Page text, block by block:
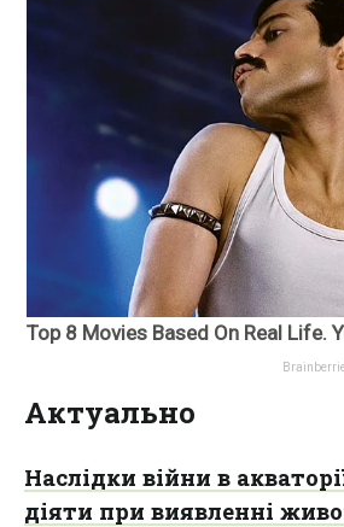
Актуально
Наслідки війни в
діяти при виявленні